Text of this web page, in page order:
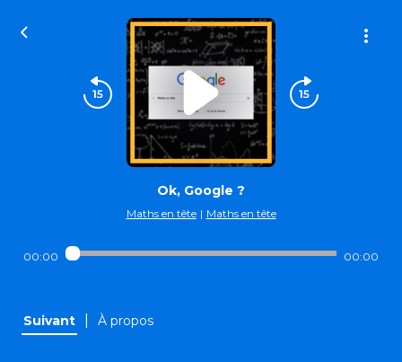
Ok, Google ?
Maths en tête | Maths en tête
00:00 00:00
Suivant À propos